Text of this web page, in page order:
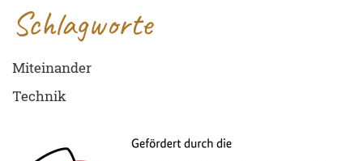
Schlagworte
Miteinander
Technik